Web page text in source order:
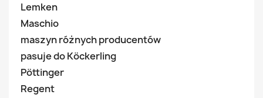
Lemken
Maschio
maszyn różnych producentów
pasuje do Köckerling
Pöttinger
Regent